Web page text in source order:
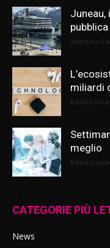
Juneau,
miliardi
meglio
CATEGORIE PIÙ
News